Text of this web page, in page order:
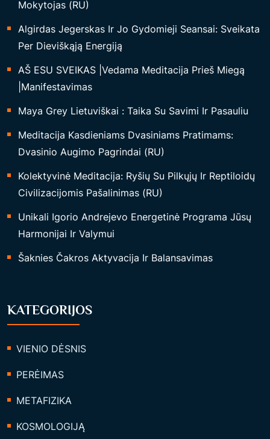
Mokytojas (RU)
Algirdas Jegerskas Ir Jo Gydomieji Seansai: Sveikata
Per Dieviškąją Energiją
AŠ ESU SVEIKAS |Vedama Meditacija Prieš Miegą
|Manifestavimas
Maya Grey Lietuviškai : Taika Su Savimi Ir Pasauliu
Meditacija Kasdieniams Dvasiniams Pratimams:
Dvasinio Augimo Pagrindai (RU)
Kolektyvinė Meditacija: Ryšių Su Pilkųjų Ir Reptiloidų
Civilizacijomis Pašalinimas (RU)
Unikali Igorio Andrejevo Energetinė Programa Jūsų
Harmonijai Ir Valymui
Šaknies Čakros Aktyvacija Ir Balansavimas
KATEGORIJOS
VIENIO DĖSNIS
PERĖIMAS
METAFIZIKA
KOSMOLOGIJĄ